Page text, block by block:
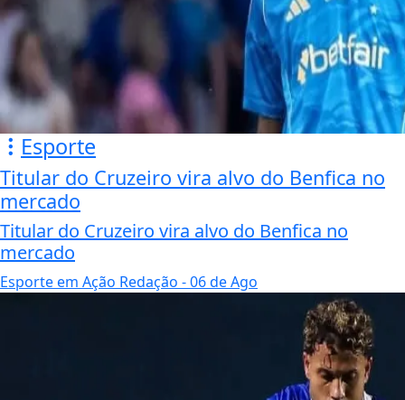
Esporte
Titular do Cruzeiro vira alvo do Benfica no
mercado
Titular do Cruzeiro vira alvo do Benfica no
mercado
Esporte em Ação Redação - 06 de Ago